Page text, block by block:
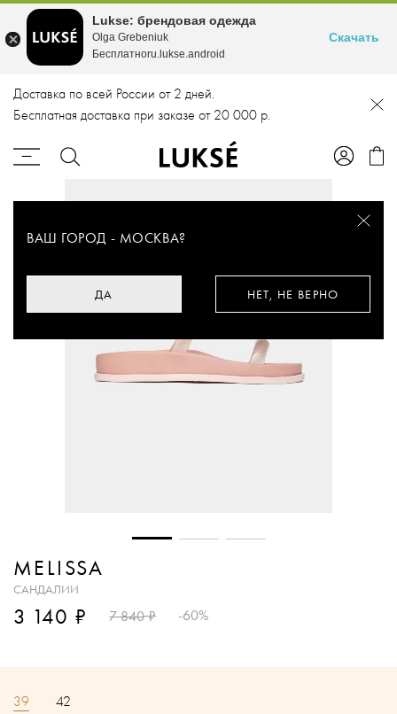
Доставка по всей России от 2 дней.
Бесплатная доставка при заказе от 20 000 р.
ВАШ ГОРОД - МОСКВА?
ДА НЕТ, НЕ ВЕРНО
MELISSA
САНДАЛИИ
3 140 ₽ 7 840₽ -60%
39 42
Lukse: брендовая одежда
Olga Grebeniuk
Бесплатноru.lukse.android
Скачать